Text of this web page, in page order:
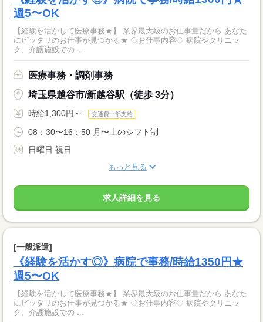
週5〜OK
【経験を活かして医療事務★】 業界最大級のお仕事量だから あなた
にピッタリのお仕事が見つかる★ ◇お仕事内容◇ 病院やクリニッ
ク、介護施設での ...
医療事務・調剤事務
埼玉県越谷市/新越谷駅（徒歩 3分）
時給1,300円～ 交通費一部支給
08：30〜16：50 月〜土のシフト制
日曜日 祝日
もっと見る
求人詳細を見る
[一般派遣]
《経験を活かす◎》病院で事務/時給1350円★
週5〜OK
【経験を活かして医療事務★】 業界最大級のお仕事量だから あなた
にピッタリのお仕事が見つかる★ ◇お仕事内容◇ 病院やクリニッ
ク、介護施設での ...